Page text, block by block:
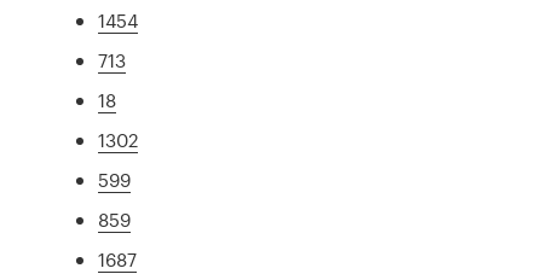
1454
713
18
1302
599
859
1687